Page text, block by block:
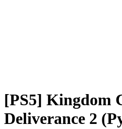
[PS5] Kingdom
Deliverance 2